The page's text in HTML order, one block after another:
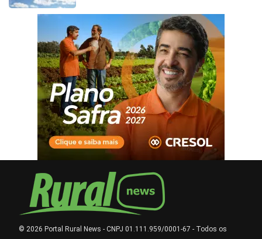
© 2026 Portal Rural News - CNPJ 01.111.959/0001-67 - Todos os